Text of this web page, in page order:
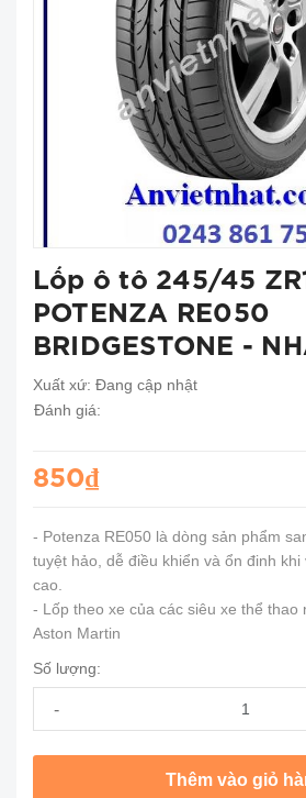
Lốp ô tô 245/45
POTENZA RE050
BRIDGESTONE -
Xuất xứ: Đang cập nhật
Đánh giá:
850₫
- Potenza RE050 là dòng sản phẩm
tuyệt hảo, dễ điều khiển và ổn đinh
cao.
- Lốp theo xe của các siêu xe thể thao
Aston Martin
Số lượng:
-
Thêm vào giỏ